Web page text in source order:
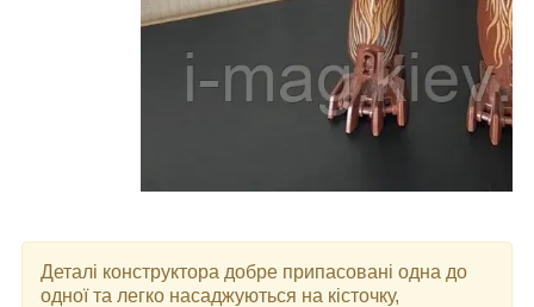
Деталі конструктора добре припасовані одна до
одної та легко насаджуються на кісточку,